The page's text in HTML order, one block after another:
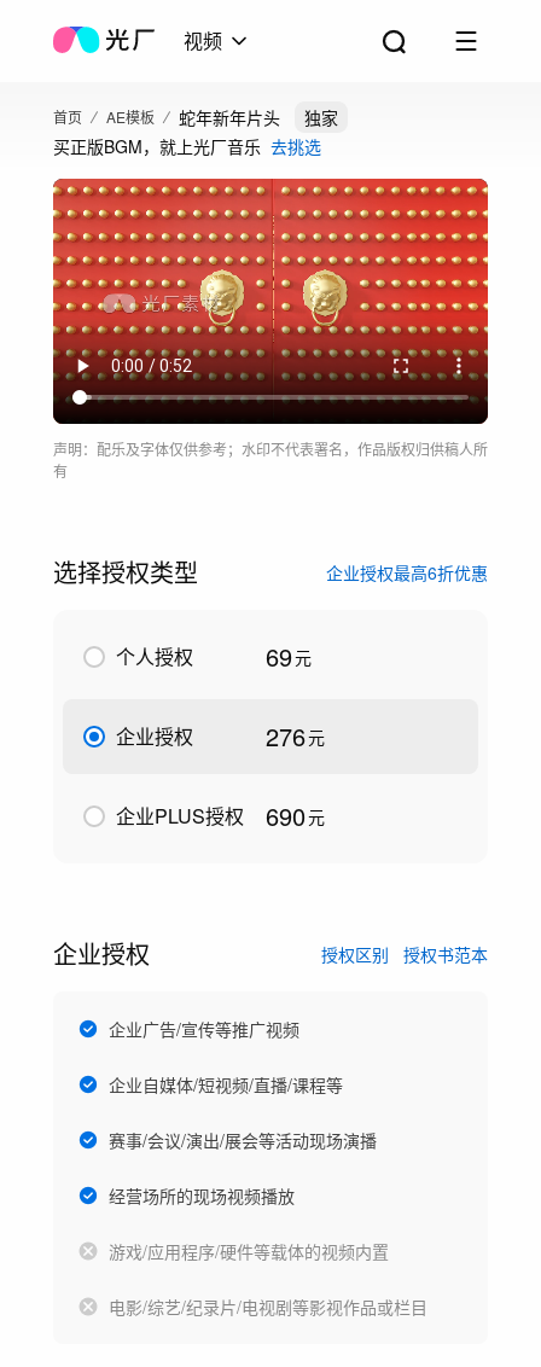
视频
首页 AE模板 蛇年新年片头
独家
买正版BGM，就上光厂音乐 去挑选
声明：配乐及字体仅供参考；水印不代表署名，作品版权归供稿人所
有
选择授权类型 企业授权最高6折优惠
个人授权 69元
企业授权 276元
企业PLUS授权 690元
企业授权 授权区别 授权书范本
企业广告/宣传等推广视频
企业自媒体/短视频/直播/课程等
赛事/会议/演出/展会等活动现场演播
经营场所的现场视频播放
游戏/应用程序/硬件等载体的视频内置
电影/综艺/纪录片/电视剧等影视作品或栏目